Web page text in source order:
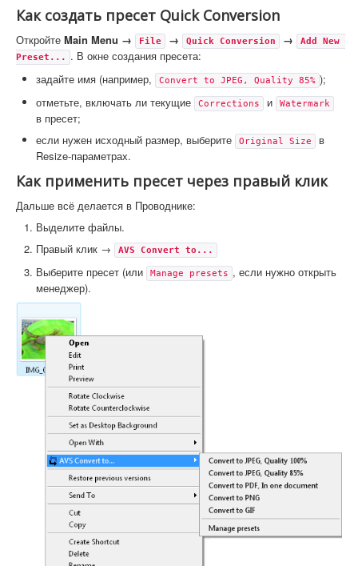
Как создать пресет Quick Conversion
Откройте Main Menu → File → Quick Conversion →
Add New
Preset...
. В окне создания пресета:
задайте имя (например,
Convert to JPEG, Quality 85% );
отметьте, включать ли текущие
Corrections и Watermark
в пресет;
если нужен исходный размер, выберите
Original Size
в
Resize-параметрах.
Как применить пресет через правый клик
Дальше всё делается в Проводнике:
Выделите файлы.
Правый клик →
AVS Convert to...
Выберите пресет (или Manage presets , если нужно открыть
менеджер).